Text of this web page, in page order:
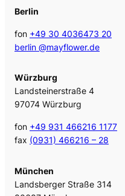
Berlin
fon +49 30 4036473 20
berlin @mayflower.de
Würzburg
Landsteinerstraße 4
97074 Würzburg
fon +49 931 466216 1177
fax (0931) 466216 – 28
München
Landsberger Straße 314